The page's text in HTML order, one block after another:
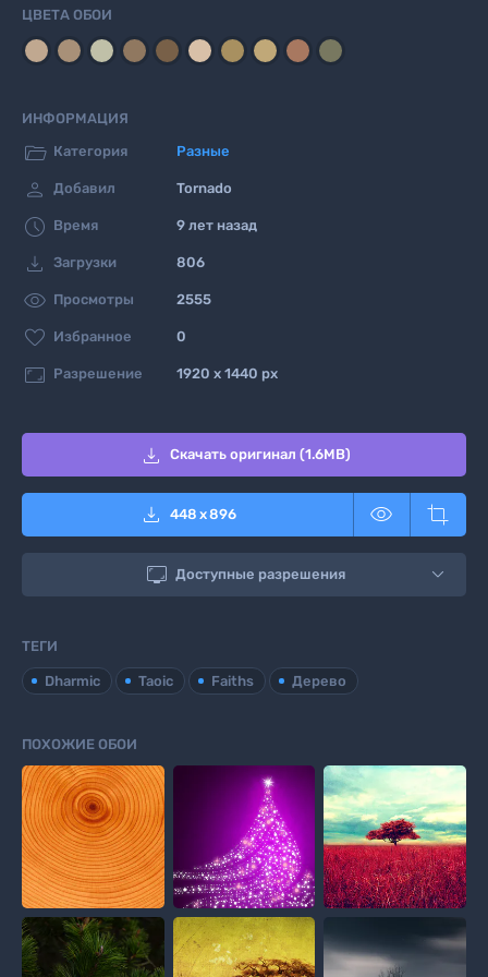
ЦВЕТА ОБОИ
ИНФОРМАЦИЯ
 Категория Разные
 Добавил Tornado
 Время 9 лет назад
 Загрузки 806
 Просмотры 2555
 Избранное 0
 Разрешение 1920 x 1440 px
 Скачать оригинал (1.6MB)
 448 x896  
 Доступные разрешения
ТЕГИ
Dharmic Taoic Faiths Дерево
ПОХОЖИЕ ОБОИ